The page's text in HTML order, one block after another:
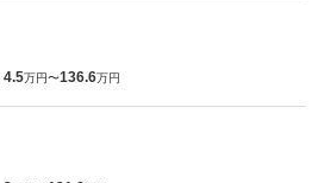
4.5万円〜136.6万円